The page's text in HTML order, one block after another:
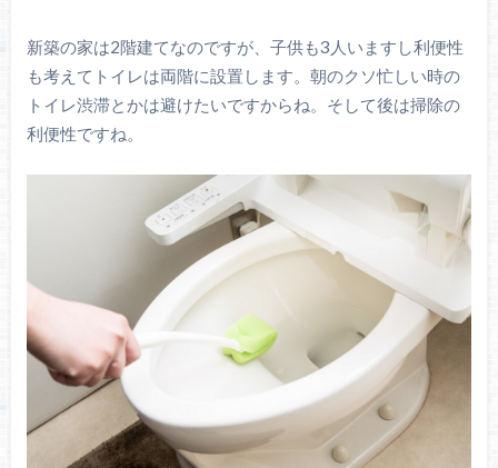
新築の家は2階建てなのですが、子供も3人いますし利便性
も考えてトイレは両階に設置します。朝のクソ忙しい時の
トイレ渋滞とかは避けたいですからね。そして後は掃除の
利便性ですね。